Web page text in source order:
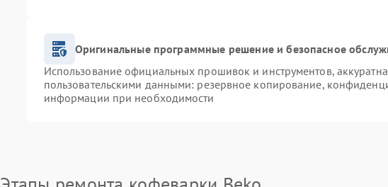
Оригинальные программные решение и безопасное
Использование официальных прошивок и инструментов,
пользовательскими данными: резервное копирование,
информации при необходимости